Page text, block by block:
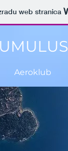
web stranica
Aeroklub